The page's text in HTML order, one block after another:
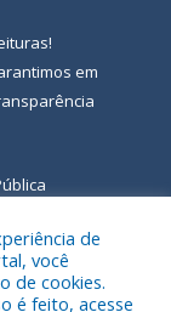
!
em
de
você
de cookies.
é feito, acesse